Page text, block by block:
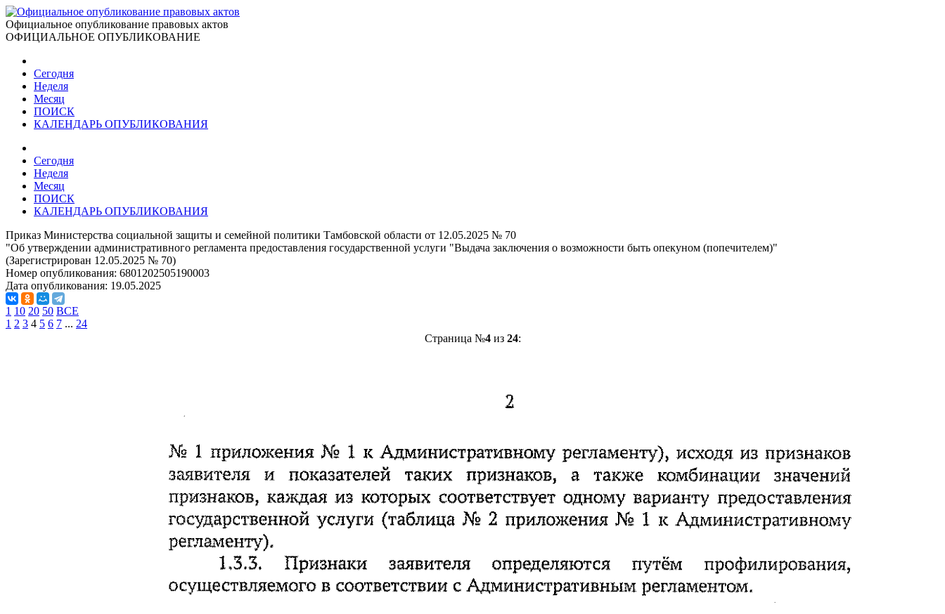
Официальное опубликование правовых актов
ОФИЦИАЛЬНОЕ ОПУБЛИКОВАНИЕ
Сегодня
Неделя
Месяц
ПОИСК
КАЛЕНДАРЬ ОПУБЛИКОВАНИЯ
Сегодня
Неделя
Месяц
ПОИСК
КАЛЕНДАРЬ ОПУБЛИКОВАНИЯ
Приказ Министерства социальной защиты и семейной политики Тамбовской области от 12.05.2025 № 70
"Об утверждении административного регламента предоставления государственной услуги "Выдача заключения о возможности быть опекуном (попечителем)"
(Зарегистрирован 12.05.2025 № 70)
Номер опубликования: 6801202505190003
Дата опубликования: 19.05.2025
1 10 20 50 ВСЕ
1 2 3 4 5 6 7 ... 24
Страница №4из 24: